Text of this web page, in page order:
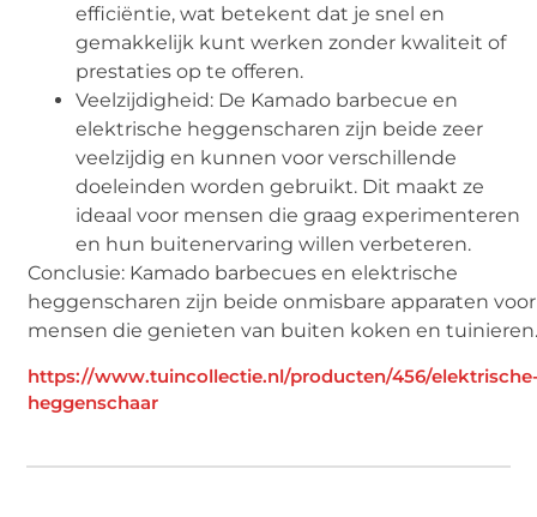
efficiëntie, wat betekent dat je snel en
gemakkelijk kunt werken zonder kwaliteit of
prestaties op te offeren.
Veelzijdigheid: De Kamado barbecue en
elektrische heggenscharen zijn beide zeer
veelzijdig en kunnen voor verschillende
doeleinden worden gebruikt. Dit maakt ze
ideaal voor mensen die graag experimenteren
en hun buitenervaring willen verbeteren.
Conclusie: Kamado barbecues en elektrische
heggenscharen zijn beide onmisbare apparaten voor
mensen die genieten van buiten koken en
https://www.tuincollectie.nl/producten/456/
heggenschaar